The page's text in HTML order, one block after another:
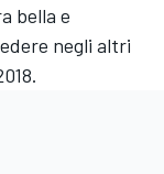
bella e
negli altri